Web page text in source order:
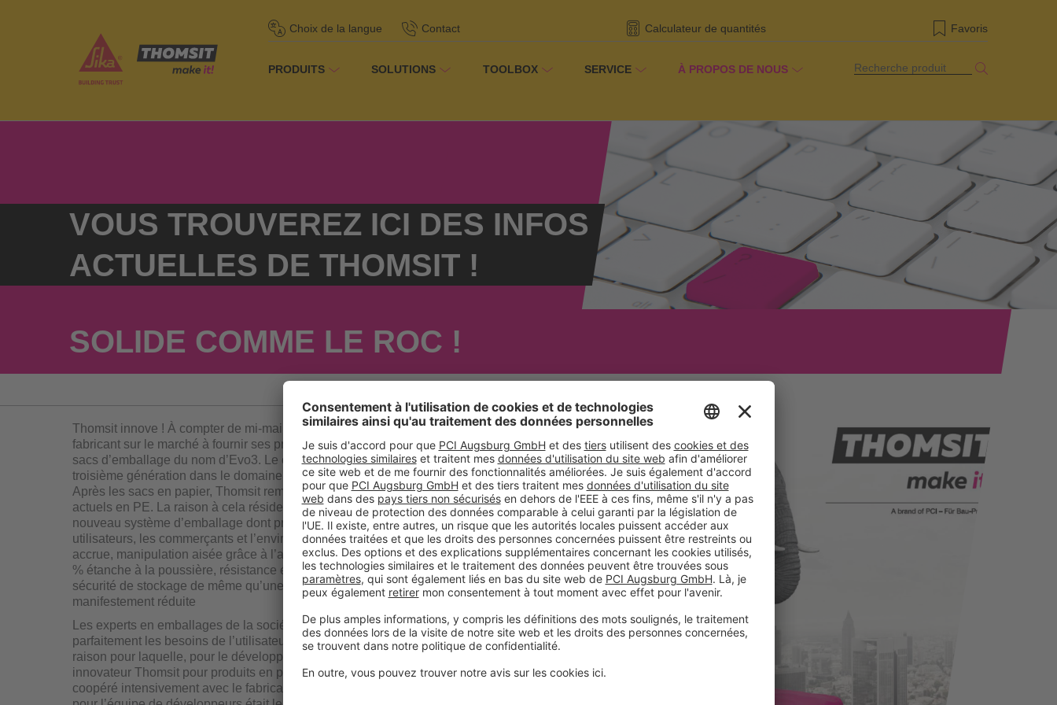
Choix de la langue Contact Calculateur de quantités Favoris
PRODUITS SOLUTIONS TOOLBOX SERVICE À PROPOS DE NOUS Recherche produit
VOUS TROUVEREZ ICI DES INFOS
ACTUELLES DE THOMSIT !
SOLIDE COMME LE ROC !
Thomsit innove ! À compter de mi-mai, Thomsit sera le premier
fabricant sur le marché à fournir ses produits dans de nouveaux
sacs d’emballage du nom d’Evo3. Le chiffre « 3 » représente la
troisième génération dans le domaine des sacs d’emballage.
Après les sacs en papier, Thomsit remplace également les sacs
actuels en PE. La raison à cela réside dans les avantages du
nouveau système d’emballage dont profiteront à la fois les
utilisateurs, les commerçants et l’environnement : stabilité
accrue, manipulation aisée grâce à l’aide d’ouverture, sac 100
% étanche à la poussière, résistance élevée aux intempéries et
sécurité de stockage de même qu’une empreinte carbone
manifestement réduite
Les experts en emballages de la société PCI connaissent
parfaitement les besoins de l’utilisateur et commerçants. C’est la
raison pour laquelle, pour le développement de l’emballage
innovateur Thomsit pour produits en poudre Evo3 , ils ont
coopéré intensivement avec le fabricant d’emballages. « Le défi